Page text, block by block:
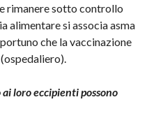
rimanere sotto controllo
alimentare si associa asma
che la vaccinazione
loro eccipienti possono